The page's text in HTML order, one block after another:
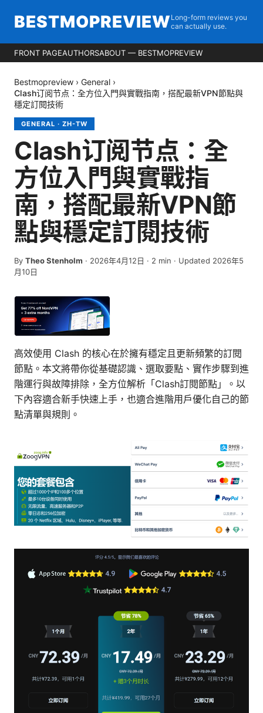
BESTMOPREVIEW Long-form reviews you
can actually use.
FRONT PAGEAUTHORSABOUT — BESTMOPREVIEW
Bestmopreview › General ›
Clash订阅节点：全方位入門與實戰指南，搭配最新VPN節點與
穩定訂閱技術
GENERAL · ZH-TW
Clash订阅节点：全
方位入門與實戰指
南，搭配最新VPN節
點與穩定訂閱技術
By Theo Stenholm · 2026年4月12日 · 2 min · Updated 2026年5
月10日
高效使用 Clash 的核心在於擁有穩定且更新頻繁的訂閱
節點。本文將帶你從基礎認識、選取要點、實作步驟到進
階運行與故障排除，全方位解析「Clash訂閱節點」。以
下內容適合新手快速上手，也適合進階用戶優化自己的節
點清單與規則。